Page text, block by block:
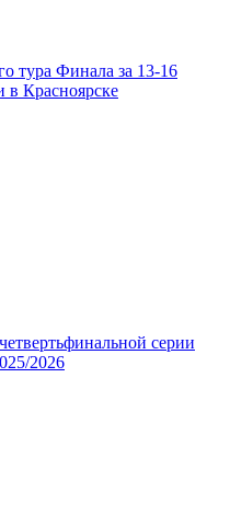
тура Финала за 13-16
Красноярске
серии
2026